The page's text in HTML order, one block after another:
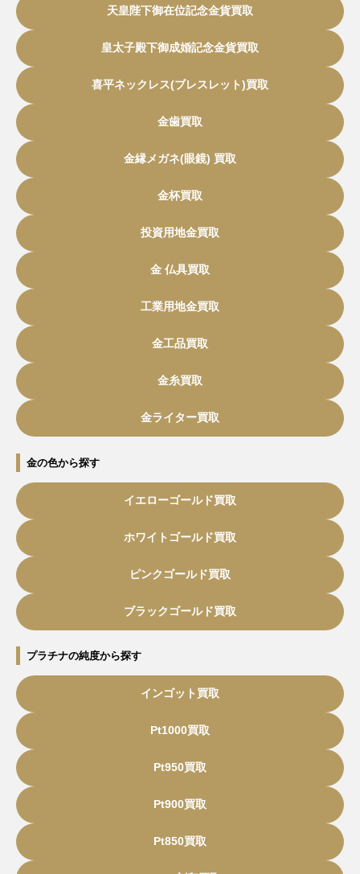
天皇陛下御在位記念金貨買取
皇太子殿下御成婚記念金貨買取
喜平ネックレス(ブレスレット)買取
金歯買取
金縁メガネ(眼鏡) 買取
金杯買取
投資用地金買取
金 仏具買取
工業用地金買取
金工品買取
金糸買取
金ライター買取
金の色から探す
イエローゴールド買取
ホワイトゴールド買取
ピンクゴールド買取
ブラックゴールド買取
プラチナの純度から探す
インゴット買取
Pt1000買取
Pt950買取
Pt900買取
Pt850買取